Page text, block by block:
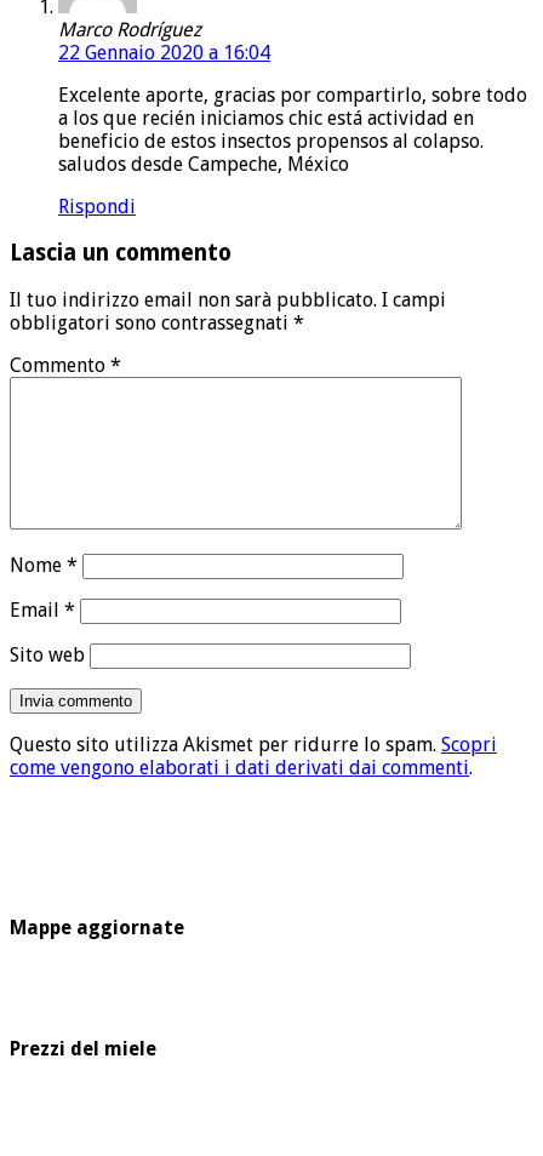
Marco Rodríguez
22 Gennaio 2020 a 16:04
Excelente aporte, gracias por compartirlo, sobre todo
a los que recién iniciamos chic está actividad en
beneficio de estos insectos propensos al colapso.
saludos desde Campeche, México
Rispondi
Lascia un commento
Il tuo indirizzo email non sarà pubblicato. I campi
obbligatori sono contrassegnati *
Commento *
Nome *
Email *
Sito web
Questo sito utilizza Akismet per ridurre lo spam. Scopri
come vengono elaborati i dati derivati dai commenti.
Mappe aggiornate
Prezzi del miele